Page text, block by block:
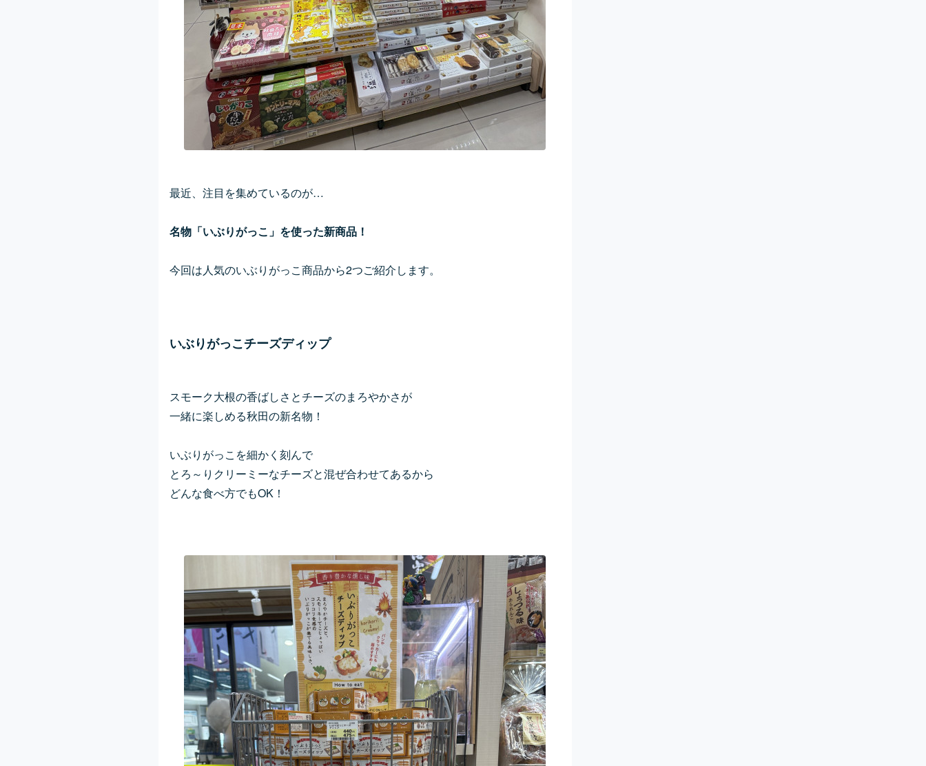
最近、注目を集めているのが…
名物「いぶりがっこ」を使った新商品！
今回は人気のいぶりがっこ商品から2つご紹介します。
いぶりがっこチーズディップ
スモーク大根の香ばしさとチーズのまろやかさが
一緒に楽しめる秋田の新名物！
いぶりがっこを細かく刻んで
とろ～りクリーミーなチーズと混ぜ合わせてあるから
どんな食べ方でもOK！